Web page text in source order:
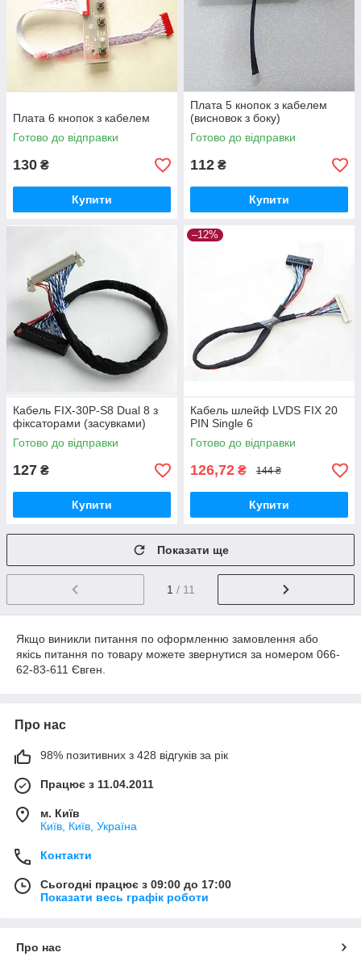
Плата 6 кнопок з кабелем
Готово до відправки
130 ₴
Купити
Плата 5 кнопок з кабелем
(висновок з боку)
Готово до відправки
112 ₴
Купити
Кабель FIX-30P-S8 Dual 8 з
фіксаторами (засувками)
Готово до відправки
127 ₴
Купити
–12%
Кабель шлейф LVDS FIX 20
PIN Single 6
Готово до відправки
126,72 ₴ 144 ₴
Купити
Показати ще
1 / 11
Якщо виникли питання по оформленню замовлення або
якісь питання по товару можете звернутися за номером 066-
62-83-611 Євген.
Про нас
98% позитивних з 428 відгуків за рік
Працює з 11.04.2011
м. Київ
Київ, Київ, Україна
Контакти
Сьогодні працює з 09:00 до 17:00
Показати весь графік роботи
Про нас